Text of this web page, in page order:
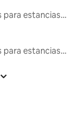
Alojamientos para estancias largas
Alojamientos para estancias largas